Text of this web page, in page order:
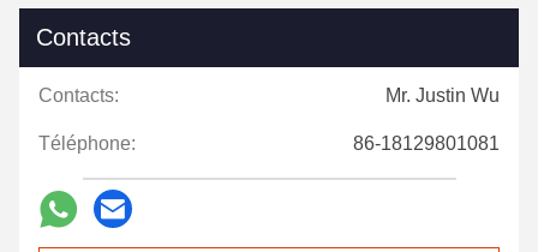
Contacts
Contacts: Mr. Justin Wu
Téléphone: 86-18129801081